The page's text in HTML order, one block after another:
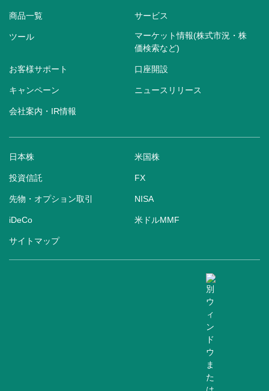
商品一覧 サービス
ツール
マーケット情報(株式市況・株
価検索など)
お客様サポート 口座開設
キャンペーン ニュースリリース
会社案内・IR情報
日本株 米国株
投資信託 FX
先物・オプション取引 NISA
iDeCo 米ドルMMF
サイトマップ